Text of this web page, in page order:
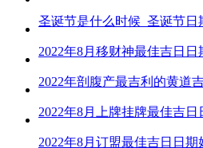
圣诞节是什么时候_圣诞节日
2022年剖腹产最吉利的黄道